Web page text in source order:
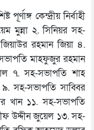
কেন্দ্রীয় নির্বাহী
মুন্না ২. সিনিয়র সহ-
রহমান জিয়া ৪.
মাহফুজুর রহমান
৭. সহ-সভাপতি শাহ
সহ-সভাপতি সাব্বির
খান ১১. সহ-সভাপতি
উদ্দীন জুয়েল ১৩. সহ-